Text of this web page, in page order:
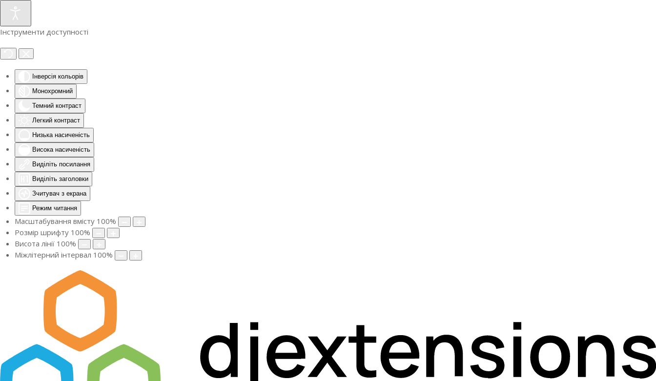
Інструменти доступності
Інверсія кольорів
Монохромний
Темний контраст
Легкий контраст
Низька насиченість
Висока насиченість
Виділіть посилання
Виділіть заголовки
Зчитувач з екрана
Режим читання
Масштабування вмісту 100%
Розмір шрифту 100%
Висота лінії 100%
Міжлітерний інтервал 100%